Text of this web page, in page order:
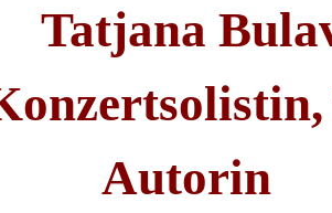
Tatjana
Autorin